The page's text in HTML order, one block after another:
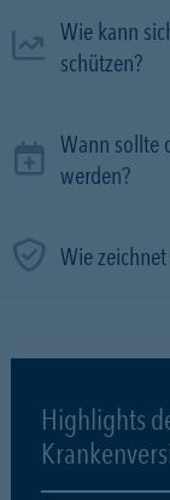
Wie kann
schützen?
Wann sollte
werden?
Wie
Highlights